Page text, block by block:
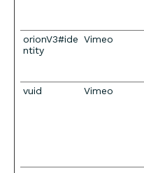
orionV3#ide
ntity
Vimeo
vuid Vimeo